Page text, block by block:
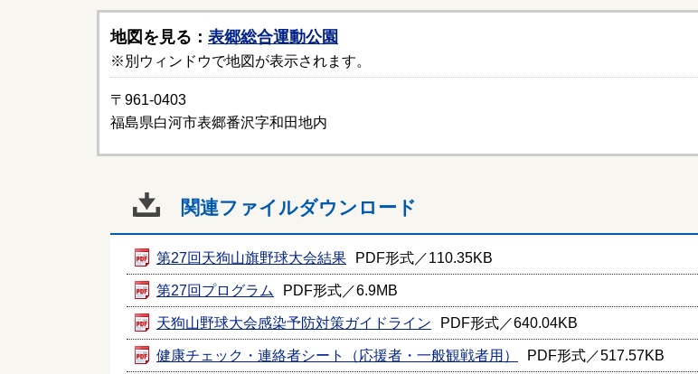
地図を見る： 表郷総合運動公園
※別ウィンドウで地図が表示されます。
〒961-0403
福島県白河市表郷番沢字和田地内
関連ファイルダウンロード
第27回天狗山旗野球大会結果 PDF形式／110.35KB
第27回プログラム PDF形式／6.9MB
天狗山野球大会感染予防対策ガイドライン PDF形式／640.04KB
健康チェック・連絡者シート（応援者・一般観戦者用） PDF形式／517.57KB